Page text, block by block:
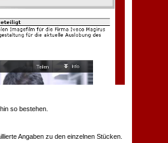
so bestehen.
Angaben zu den einzelnen Stücken.